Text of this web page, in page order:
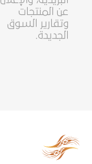
عن المنتجات
وتقارير السوق
الجديدة.